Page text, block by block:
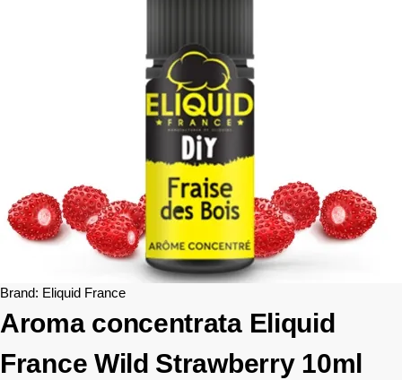
Brand: Eliquid France
Aroma concentrata Eliquid
France Wild Strawberry 10ml